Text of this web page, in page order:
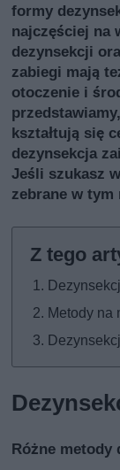
formy
najczęściej na
dezynsekcji
zabiegi mają
otoczenie i
kształtują się
dezynsekcja
Jeśli szukasz
zebrane w tym
Metody na
Różne metody